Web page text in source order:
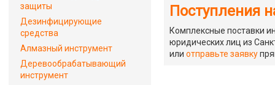
Поступления
Комплексные поставки
юридических лиц из
илиотправьте заявку
защиты
Дезинфицирующие
средства
Алмазный инструмент
Деревообрабатывающий
инструмент